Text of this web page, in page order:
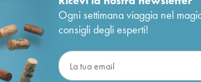
Ogni settimana viaggia nel
consigli degli esperti!